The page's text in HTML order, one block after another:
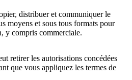
distribuer et communiquer le
moyens et sous tous formats pour
y compris commerciale.
retirer les autorisations concédées
que vous appliquez les termes de